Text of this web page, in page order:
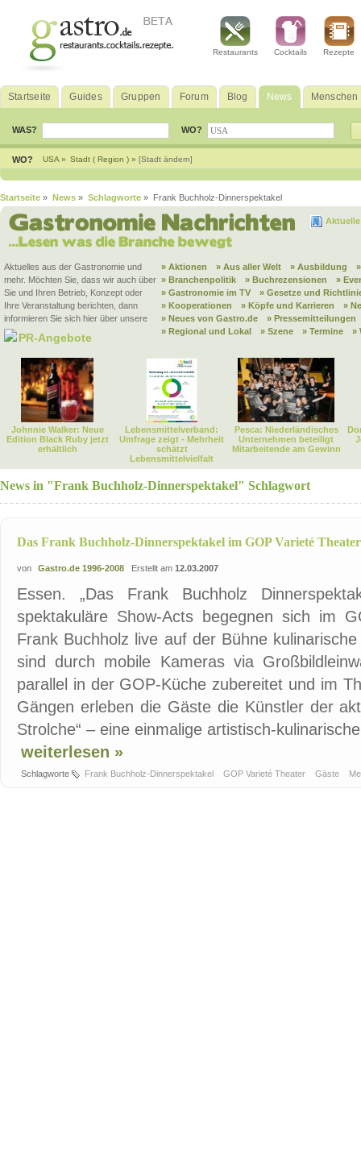
Restaurants Cocktails Rezepte
Startseite Guides Gruppen Forum Blog News Menschen
WAS? WO?
WO? USA » Stadt ( Region ) » [Stadt ändern]
Startseite » News » Schlagworte » Frank Buchholz-Dinnerspektakel
Aktuelles aus der Gastronomie und
mehr. Möchten Sie, dass wir auch über
Sie und Ihren Betrieb, Konzept oder
Ihre Veranstaltung berichten, dann
informieren Sie sich hier über unsere
PR-Angebote
» Aktionen » Aus aller Welt » Ausbildung
» Branchenpolitik
» Buchrezensionen
»
» Gastronomie im TV
» Gesetze und
» Kooperationen
» Köpfe und Karrieren
»
» Neues von Gastro.de
» Pressemitteilungen
» Regional und Lokal
» Szene » Termine »
Johnnie Walker: Neue
Edition Black Ruby jetzt
erhältlich
Lebensmittelverband:
Umfrage zeigt - Mehrheit
schätzt
Lebensmittelvielfalt
Pesca: Niederländisches
Unternehmen beteiligt
Mitarbeitende am Gewinn
News in "Frank Buchholz-Dinnerspektakel" Schlagwort
Das Frank Buchholz-Dinnerspektakel im GOP Varieté Theater
von Gastro.de 1996-2008 Erstellt am 12.03.2007
Essen. „Das Frank Buchholz
spektakuläre Show-Acts begegnen sich im
Frank Buchholz live auf der Bühne
sind durch mobile Kameras via
parallel in der GOP-Küche zubereitet und im
Gängen erleben die Gäste die Künstler der
Strolche“ – eine einmalige artistisch-
weiterlesen »
Schlagworte Frank Buchholz-Dinnerspektakel GOP Varieté Theater Gäste